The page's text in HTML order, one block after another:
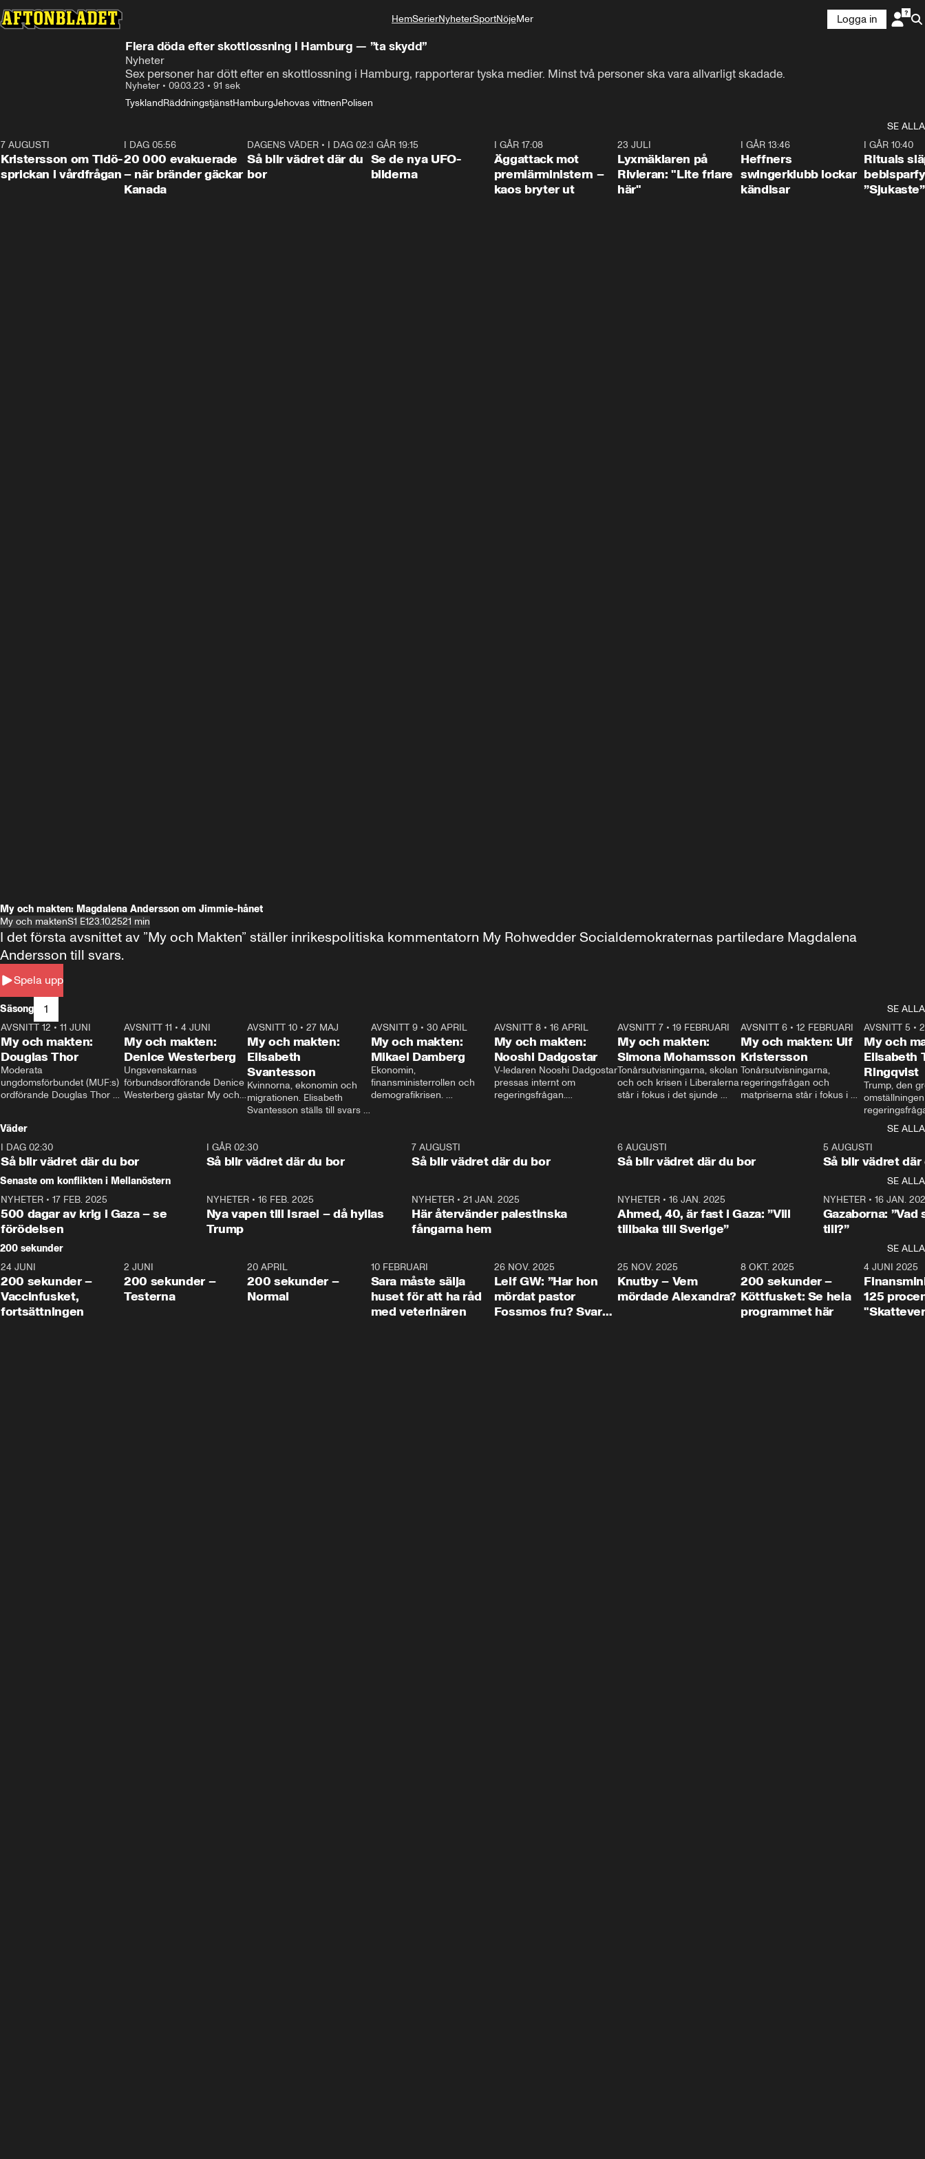
HemSerierNyheterSportNöjeMer
Logga in
Flera döda efter skottlossning i Hamburg — ”ta skydd”
Nyheter
Sex personer har dött efter en skottlossning i Hamburg, rapporterar tyska medier. Minst två personer ska vara allvarligt skadade.
Nyheter • 09.03.23 • 91 sek
TysklandRäddningstjänstHamburgJehovas vittnenPolisen
SE ALLA
7 AUGUSTI
Kristersson om Tidö-
sprickan i vårdfrågan
I DAG 05:56
20 000 evakuerade
– när bränder gäckar
Kanada
1:06
DAGENS VÄDER • I DAG 02:30
Så blir vädret där du
bor
I GÅR 19:15
Se de nya UFO-
bilderna
I GÅR 17:08
Äggattack mot
premiärministern –
kaos bryter ut
23 JULI
Lyxmäklaren på
Rivieran: "Lite friare
här"
I GÅR 13:46
Heffners
swingerklubb lockar
kändisar
I GÅR 10:40
Rituals
”Sjukaste”
My och makten: Magdalena Andersson om Jimmie-hånet
My och maktenS1 E123.10.2521 min
Spela upp
I det första avsnittet av ”My och Makten” ställer inrikespolitiska kommentatorn My Rohwedder Socialdemokraternas partiledare Magdalena
Andersson till svars.
Säsong 1
SE ALLA
26:27
AVSNITT 12 • 11 JUNI
My och makten:
Douglas Thor
Moderata
ungdomsförbundet (MUF:s)
ordförande Douglas Thor
tonårsutvisningarna och hur
Moderaterna ska locka
väljare till valet i höst.
23:40
AVSNITT 11 •4 JUNI
My och makten:
Denice Westerberg
Ungsvenskarnas
förbundsordförande Denice
Westerberg gästar My och
AVSNITT 10 •27 MAJ
My och makten:
Elisabeth
Svantesson
Kvinnorna, ekonomin och
migrationen. Elisabeth
Svantesson ställs till svars
AVSNITT 9• 30 APRIL
My och makten:
Mikael Damberg
Ekonomin,
finansministerrollen och
demografikrisen.
och Makten.
AVSNITT 8• 16 APRIL
My och makten:
Nooshi Dadgostar
V-ledaren Nooshi Dadgostar
pressas internt om
regeringsfrågan.
– Vi ställer upp i val. Ska vi
vara med så sitter vi förstås
24:30
AVSNITT 7• 19 FEBRUARI
My och makten:
Simona Mohamsson
Tonårsutvisningarna, skolan
och och krisen i Liberalerna
står i fokus i det sjunde
kommentator My
Rohwedder ställer
utbildnings- och
Mohamsson till svars.
27:30
AVSNITT 6 •12 FEBRUARI
My och makten: Ulf
Kristersson
Tonårsutvisningarna,
regeringsfrågan och
matpriserna står i fokus i
Rohwedder ställer
statsminister Ulf Kristersson
AVSNITT 5 •
My och
Elisabeth
Ringqvist
Trump, den
centrum i
avsnittet av
Makten”. Se
Aftonbladets
Rohwedder
Thand Ring
Väder
SE ALLA
I DAG 02:30
Så blir vädret där du bor
1:06
I GÅR 02:30
Så blir vädret där du bor
7 AUGUSTI
Så blir vädret där du bor
6 AUGUSTI
Så blir vädret där du bor
5 AUGUSTI
Så blir vädret där
Senaste om konflikten i Mellanöstern
SE ALLA
NYHETER • 17 FEB. 2025
500 dagar av krig i Gaza – se
förödelsen
NYHETER• 16 FEB. 2025
Nya vapen till Israel – då hyllas
Trump
NYHETER •21 JAN. 2025
Här återvänder palestinska
fångarna hem
NYHETER• 16 JAN. 2025
Ahmed, 40, är fast i Gaza: ”Vill
tillbaka till Sverige”
NYHETER• 16 JAN.
Gazaborna:
till?”
200 sekunder
SE ALLA
5:00
24 JUNI
200 sekunder –
Vaccinfusket,
fortsättningen
4:23
2 JUNI
200 sekunder –
Testerna
20 APRIL
200 sekunder –
Normal
10 FEBRUARI
Sara måste sälja
huset för att ha råd
med veterinären
26 NOV. 2025
Leif GW: ”Har hon
mördat pastor
Fossmos fru? Svar
31:05
25 NOV. 2025
Knutby – Vem
mördade Alexandra?
4:29
8 OKT. 2025
200 sekunder –
Köttfusket: Se hela
programmet här
4 JUNI 2025
125